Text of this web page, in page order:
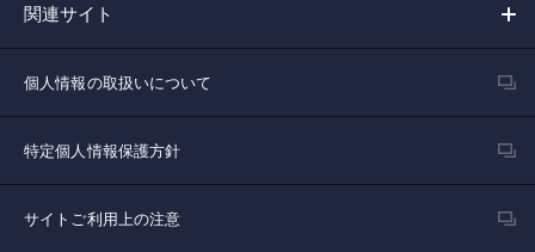
関連サイト
個人情報の取扱いについて
特定個人情報保護方針
サイトご利用上の注意